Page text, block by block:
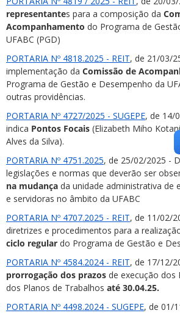
representantes para a composição da
Acompanhamento do Programa de
UFABC (PGD)
PORTARIA Nº 4818.2025 - REIT, de 21/03/
implementação da Comissão de
Programa de Gestão e Desempenho da
outras providências.
PORTARIA Nº 4727/2025 - SUGEPE, de 14/
indica Pontos Focais (Elizabeth Miho
Alves da Silva).
PORTARIA Nº 4751.2025, de 25/02/2025 -
legislações e normas que deverão ser
na mudança da unidade administrativa de
e servidoras no âmbito da UFABC
PORTARIA Nº 4707.2025 - REIT, de 11/02/
diretrizes e procedimentos para a
ciclo regular do Programa de Gestão e
PORTARIA Nº 4584.2024 - REIT, de 17/12/
prorrogação dos prazos de execução dos
dos Planos de Trabalhos até 30.04.25.
PORTARIA Nº 4498.2024 - SUGEPE, de 01/